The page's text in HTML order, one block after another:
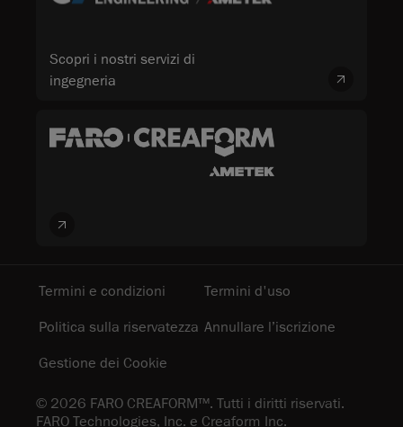
Scopri i nostri servizi di
ingegneria
© 2026 FARO CREAFORM™. Tutti i diritti riservati.
FARO Technologies, Inc. e Creaform Inc.
Termini e condizioni
Termini d'uso
Politica sulla riservatezza Annullare l’iscrizione
Gestione dei Cookie